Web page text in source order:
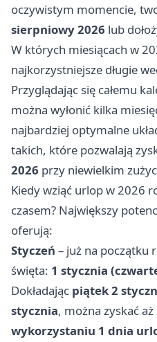
oczywistym momencie,
sierpniowy 2026 lub
W których miesiącach w
najkorzystniejsze długie
Przyglądając się całemu
można wyłonić kilka
najbardziej optymalne
takich, które pozwalają
2026 przy niewielkim
Kiedy wziąć urlop w 2026
czasem? Największy
oferują:
Styczeń – już na początku
święta: 1 stycznia
Dokładając piątek 2
stycznia, można zyskać aż
wykorzystaniu 1 dnia